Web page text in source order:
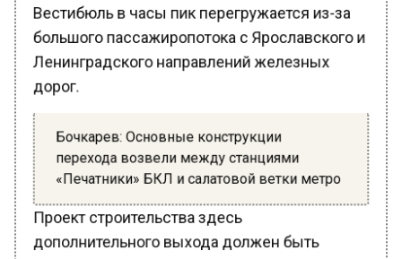
Вестибюль в часы пик перегружается из-за
большого пассажиропотока с Ярославского и
Ленинградского направлений железных
дорог.
Бочкарев: Основные конструкции
перехода возвели между станциями
«Печатники» БКЛ и салатовой ветки метро
Проект строительства здесь
дополнительного выхода должен быть